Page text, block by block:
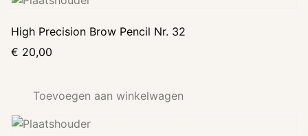
High Precision Brow Pencil Nr. 32
€ 20,00
Toevoegen aan winkelwagen